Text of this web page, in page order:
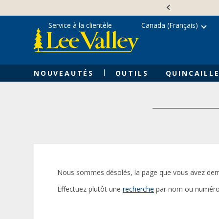
content
NOUVEAUTÉS OUTILS
Service à la clientèle Canada (Français)
Nous sommes désolés, la page que vous avez
Effectuez plutôt une recherche par nom ou